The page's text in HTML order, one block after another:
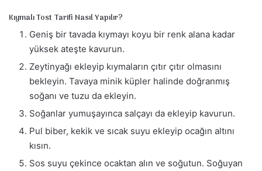
Kıymalı Tost Tarifi Nasıl Yapılır?
Geniş bir tavada kıymayı koyu bir renk alana kadar
yüksek ateşte kavurun.
Zeytinyağı ekleyip kıymaların çıtır çıtır olmasını
bekleyin. Tavaya minik küpler halinde doğranmış
soğanı ve tuzu da ekleyin.
Soğanlar yumuşayınca salçayı da ekleyip kavurun.
Pul biber, kekik ve sıcak suyu ekleyip ocağın altını
kısın.
Sos suyu çekince ocaktan alın ve soğutun. Soğuyan